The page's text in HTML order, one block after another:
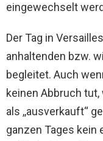
eingewechselt
Der Tag in
anhaltenden bzw.
begleitet. Auch
keinen Abbruch tut,
als ,,ausverkauft“
ganzen Tages kein